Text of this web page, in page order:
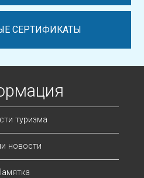
СЕРТИФИКАТЫ
туризма
новости